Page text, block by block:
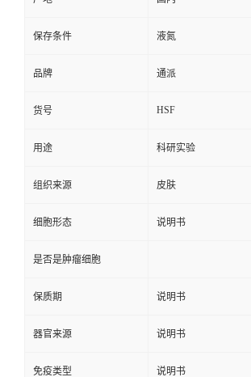
保存条件 液氮
品牌 通派
货号 HSF
用途 科研实验
组织来源 皮肤
细胞形态 说明书
是否是肿瘤细胞
保质期 说明书
器官来源 说明书
免疫类型 说明书